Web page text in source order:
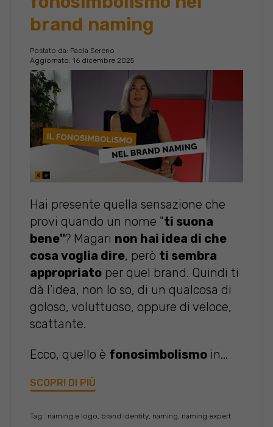
brand naming
Postato da: Paola Sereno
Aggiornato: 16 dicembre 2025
Hai presente quella sensazione che
provi quando un nome "ti suona
bene"? Magari non hai idea di che
cosa voglia dire, però ti sembra
appropriato per quel brand. Quindi ti
dà l'idea, non lo so, di un qualcosa di
goloso, voluttuoso, oppure di veloce,
scattante.
Ecco, quello è fonosimbolismo in...
SCOPRI DI PIÙ
Tag: naming e logo, brand identity, naming, naming expert